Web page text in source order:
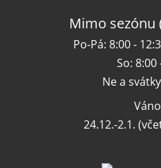
Mimo sezónu
Po-Pá: 8:00 -
So: 8:00
Ne a
24.12.-2.1.